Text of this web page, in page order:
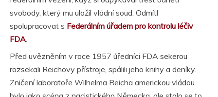
svobody, který mu uložil vládní soud. Odmítl
spolupracovat s Federálním úřadem pro kontrolu léčiv
FDA
Před uvězněním v roce 1957 úředníci FDA sekerou
rozsekali Reichovy přístroje, spálili jeho knihy a deníky.
Zničení laboratoře Wilhelma Reicha americkou vládou